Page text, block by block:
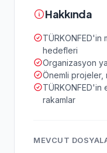
Hakkında
hedefleri
Organizasyon
Önemli projeler,
TÜRKONFED'in
rakamlar
MEVCUT